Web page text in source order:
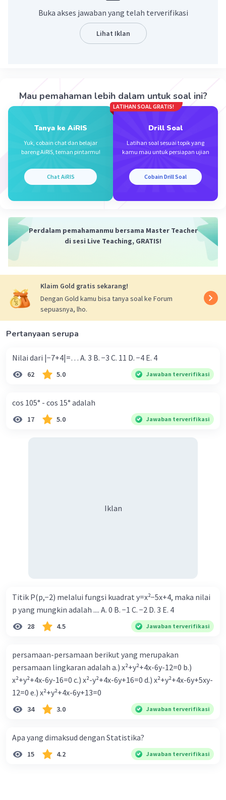
Buka akses jawaban yang telah terverifikasi
Lihat Iklan
Mau pemahaman lebih dalam untuk soal ini?
Tanya ke AiRIS
Yuk, cobain chat dan belajar
bareng AiRIS, teman pintarmu!
Chat AiRIS
LATIHAN SOAL GRATIS!
Drill Soal
Latihan soal sesuai topik yang
kamu mau untuk persiapan ujian
Cobain Drill Soal
Perdalam pemahamanmu bersama Master Teacher
di sesi Live Teaching, GRATIS!
Klaim Gold gratis sekarang!
Dengan Gold kamu bisa tanya soal ke Forum
sepuasnya, lho.
Pertanyaan serupa
Nilai dari |−7+4|=… A. 3 B. −3 C. 11 D. −4 E. 4
62 5.0 Jawaban terverifikasi
cos 105° - cos 15° adalah
17 5.0 Jawaban terverifikasi
Iklan
Titik P(p,−2) melalui fungsi kuadrat y=x²−5x+4, maka nilai
p yang mungkin adalah .... A. 0 B. −1 C. −2 D. 3 E. 4
28 4.5 Jawaban terverifikasi
persamaan-persamaan berikut yang merupakan
persamaan lingkaran adalah a.) x²+y²+4x-6y-12=0 b.)
x²+y²+4x-6y-16=0 c.) x²-y²+4x-6y+16=0 d.) x²+y²+4x-6y+5xy-
12=0 e.) x²+y²+4x-6y+13=0
34 3.0 Jawaban terverifikasi
Apa yang dimaksud dengan Statistika?
15 4.2 Jawaban terverifikasi